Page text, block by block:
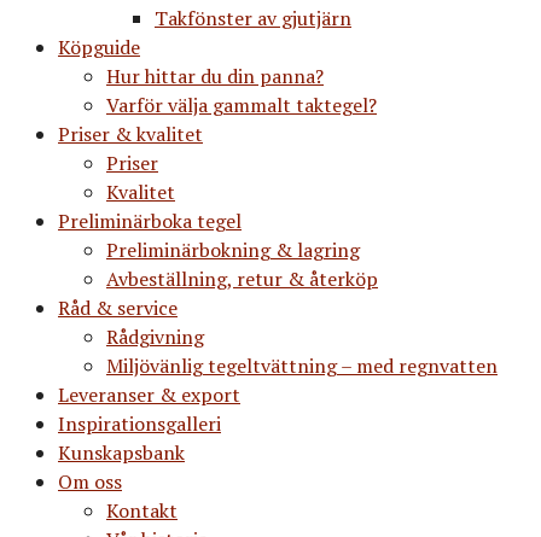
Takfönster av gjutjärn
Köpguide
Hur hittar du din panna?
Varför välja gammalt taktegel?
Priser & kvalitet
Priser
Kvalitet
Preliminärboka tegel
Preliminärbokning & lagring
Avbeställning, retur & återköp
Råd & service
Rådgivning
Miljövänlig tegeltvättning – med regnvatten
Leveranser & export
Inspirationsgalleri
Kunskapsbank
Om oss
Kontakt